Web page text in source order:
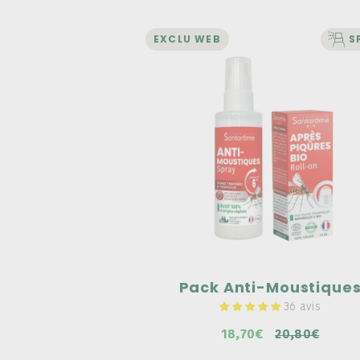
EXCLU WEB
Pack Anti-Moustiques
36 avis
18,70€ 20,80€
BIEN-ÊTRE
Spray : Efficace contre les
moustiques tigres.
Roll-on : Une formule composée à
d'huiles essentielles naturelles et